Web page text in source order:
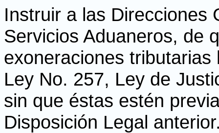
Instruir a las Direcciones
Servicios Aduaneros, de
exoneraciones
Ley No. 257, Ley de
sin que éstas estén
Disposición Legal